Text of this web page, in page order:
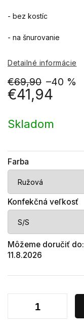
€69,90 –40 %
€41,94
cena:
Skladom
Farba
Konfekčná veľkosť
Môžeme doručiť do:
11.8.2026
- bez kostíc
- na šnurovanie
Detailné informácie